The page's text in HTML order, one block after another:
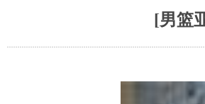
[男篮